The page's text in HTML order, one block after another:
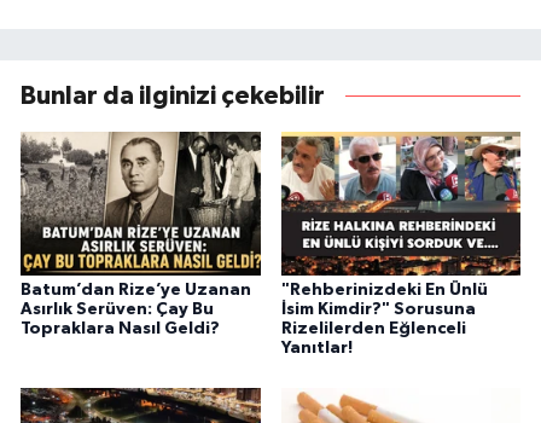
Bunlar da ilginizi çekebilir
Batum’dan Rize’ye Uzanan
Asırlık Serüven: Çay Bu
Topraklara Nasıl Geldi?
"Rehberinizdeki En Ünlü
İsim Kimdir?" Sorusuna
Rizelilerden Eğlenceli
Yanıtlar!